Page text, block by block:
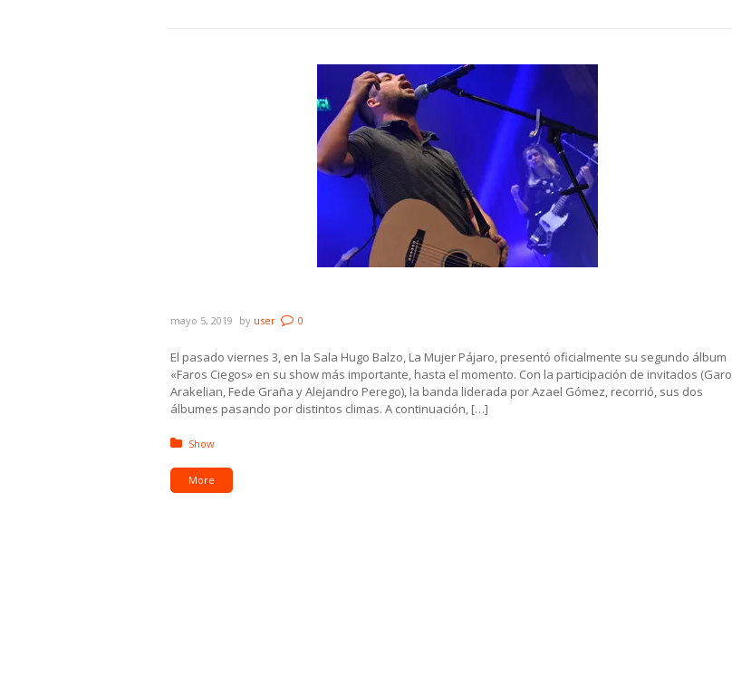
mayo 5, 2019 by user 0
El pasado viernes 3, en la Sala Hugo Balzo, La Mujer Pájaro, presentó oficialmente su segundo álbum
«Faros Ciegos» en su show más importante, hasta el momento. Con la participación de invitados (Garo
Arakelian, Fede Graña y Alejandro Perego), la banda liderada por Azael Gómez, recorrió, sus dos
álbumes pasando por distintos climas. A continuación, […]
Posted in:
Show
More